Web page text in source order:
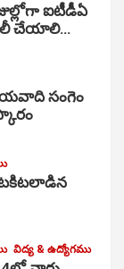
ఐటీడీఏ
చేయాలి…
సంగెం
విద్య & ఉద్యోగము